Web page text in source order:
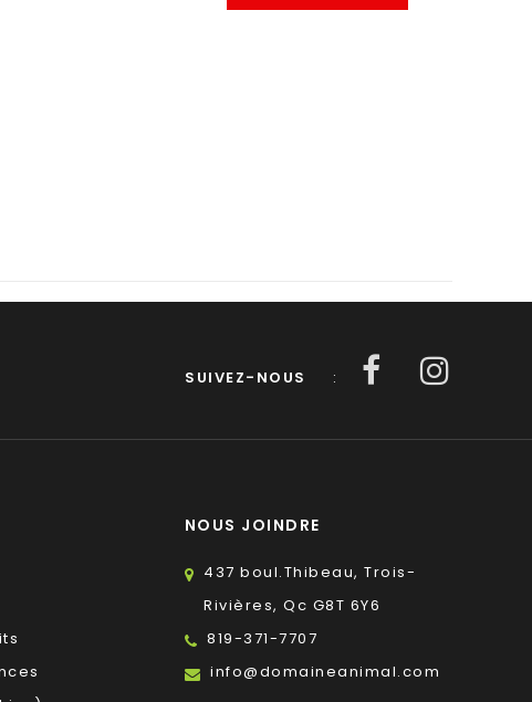
SUIVEZ-NOUS :
NOUS JOINDRE
437 boul.Thibeau, Trois-
Rivières, Qc G8T 6Y6
819-371-7707
info@domaineanimal.com